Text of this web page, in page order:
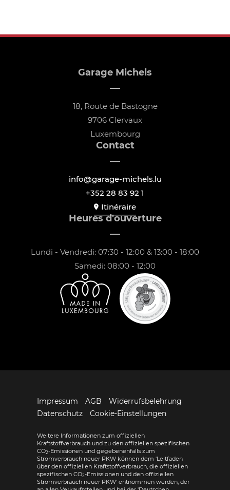
Garage Michels
18, Route de Bastogne
9706 Clervaux
Luxembourg
Contact
info@garage-michels.lu
+352 28 83 92 1
Itinéraire
Heures d'ouverture
Lundi - Vendredi: 07:30 - 12:00 & 13:00 - 18:00
Samedi: 08:00 - 12:00
Impressum AGB
Widerrufsbelehrung
Datenschutz
Cookie-Einstellungen
Weitere Informationen zum offiziellen
Kraftstoffverbrauch und zu den offiziellen spezifischen
CO2-Emissionen und gegebenenfalls zum
Stromverbrauch neuer PKW können dem 'Leitfaden
über den offiziellen Kraftstoffverbrauch, die offiziellen
spezifischen CO2-Emissionen und den offiziellen
Stromverbrauch neuer PKW' entnommen werden, der